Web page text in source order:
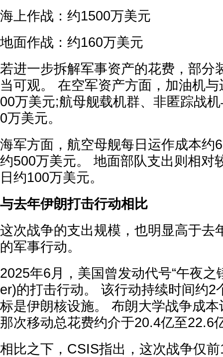
海上作战：约1500万美元
地面作战：约160万美元
若进一步拆解军事资产的花费，部分
当可观。 在空军资产方面，加油机
00万美元;航母舰载机群、非匿踪战
0万美元。
海军方面，航空母舰每日运作成本约
约500万美元。 地面部队支出则相对
日约100万美元。
与去年伊朗打击行动相比
这次战争的支出规模，也明显高于去
的军事行动。
2025年6月，美国曾发动代号“午夜之
er)的打击行动。 该行动持续时间约2
标是伊朗核设施。 布朗大学战争成
那次移动总花费约介于20.4亿至22.6
相比之下，CSIS指出，这次战争仅